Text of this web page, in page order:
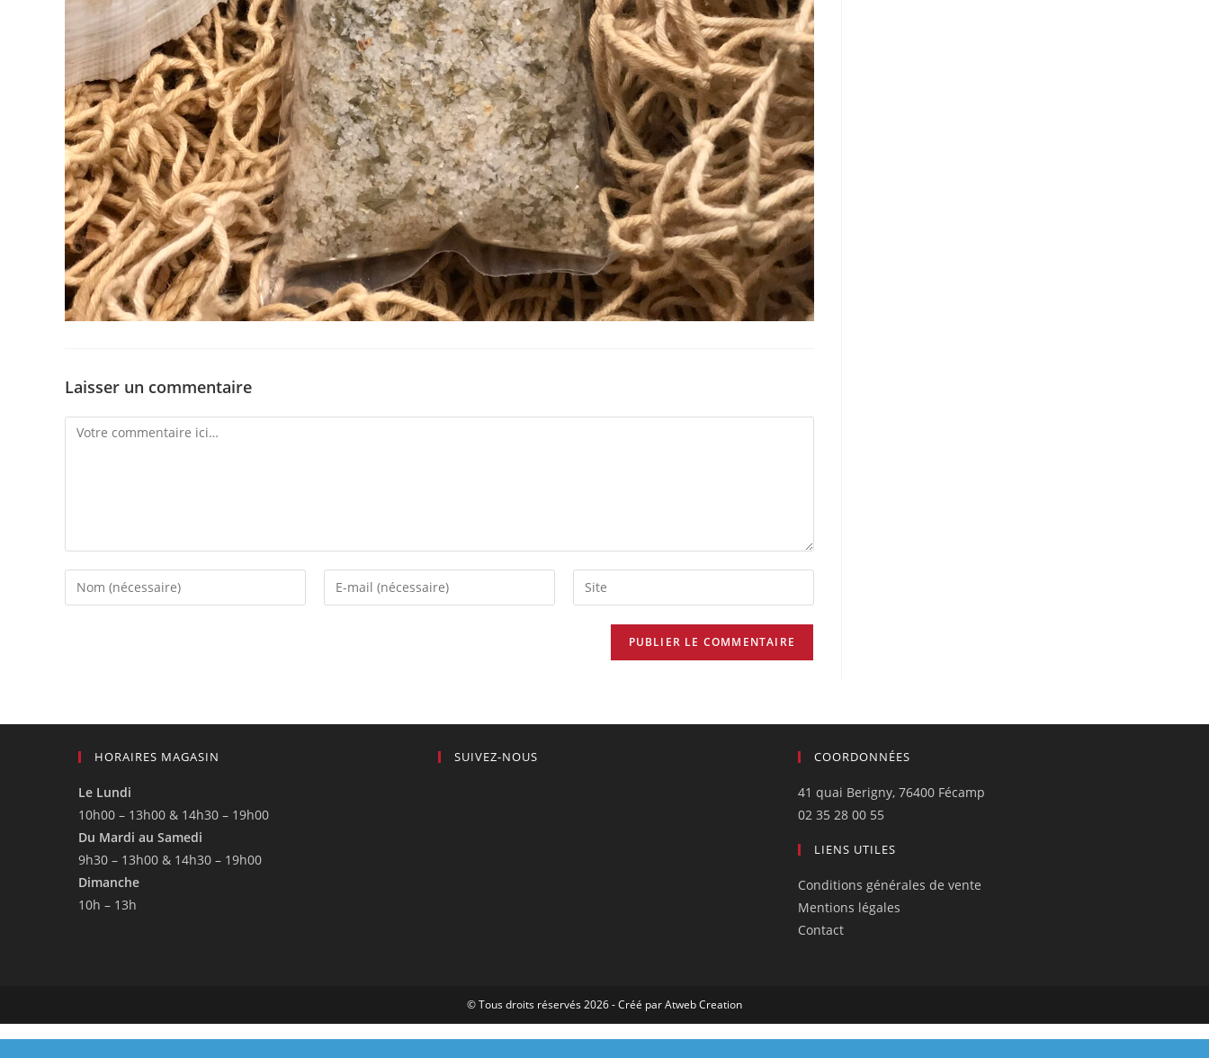
Laisser un commentaire
HORAIRES MAGASIN
Le Lundi
10h00 – 13h00 & 14h30 – 19h00
Du Mardi au Samedi
9h30 – 13h00 & 14h30 – 19h00
Dimanche
10h – 13h
SUIVEZ-NOUS COORDONNÉES
41 quai Berigny, 76400 Fécamp
02 35 28 00 55
LIENS UTILES
Conditions générales de vente
Mentions légales
Contact
© Tous droits réservés 2026 - Créé parAtweb Creation